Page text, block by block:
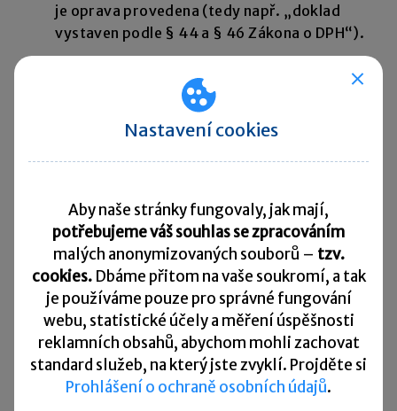
je oprava provedena (tedy např. „doklad
vystaven podle § 44 a § 46 Zákona o DPH“).
Pokud věřitel provede opravu daně a zahrne ji
do svého daňového přiznání, musí nadále
okamžik přijetí jakékoli platby (používá se
V takovém případě jevěřitel povinen přiznat daň
z přijaté úplaty
(počítá se tzv. shora),
doručit
dlužníkovi daňový doklada všezaznamenat do
daňového přiznáníza období, ve kterém
k uspokojení pohledávky došlo.
Nastavení cookies
Aby naše stránky fungovaly, jak mají,
potřebujeme váš souhlas se zpracováním
malých anonymizovaných souborů – tzv.
cookies. Dbáme přitom na vaše soukromí, a tak
je používáme pouze pro správné fungování
webu, statistické účely a měření úspěšnosti
reklamních obsahů, abychom mohli zachovat
standard služeb, na který jste zvyklí. Projděte si
Prohlášení o ochraně osobních údajů.